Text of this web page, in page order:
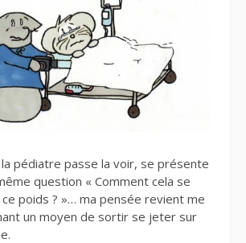
pédiatre passe la voir, se présente
question « Comment cela se
ce poids ? »… ma pensée revient me
un moyen de sortir se jeter sur